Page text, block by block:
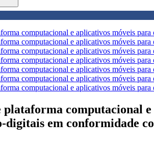
computacional e aplicativos móveis para
computacional e aplicativos móveis para
computacional e aplicativos móveis para
computacional e aplicativos móveis para
computacional e aplicativos móveis para
computacional e aplicativos móveis para
computacional e aplicativos móveis para
plataforma computacional
digitais em conformidade